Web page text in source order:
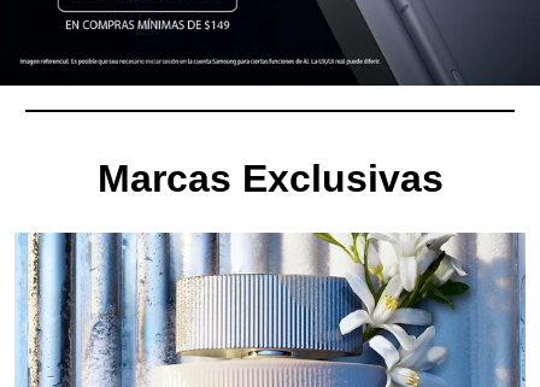
Marcas Exclusivas